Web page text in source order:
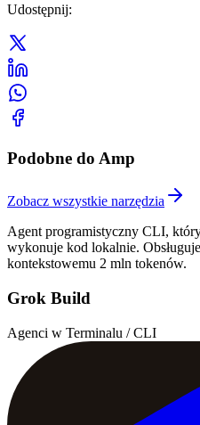
Udostępnij:
Podobne do Amp
Zobacz wszystkie narzędzia
Agent programistyczny CLI,
wykonuje kod lokalnie.
kontekstowemu 2 mln tokenów.
Grok Build
Agenci w Terminalu / CLI